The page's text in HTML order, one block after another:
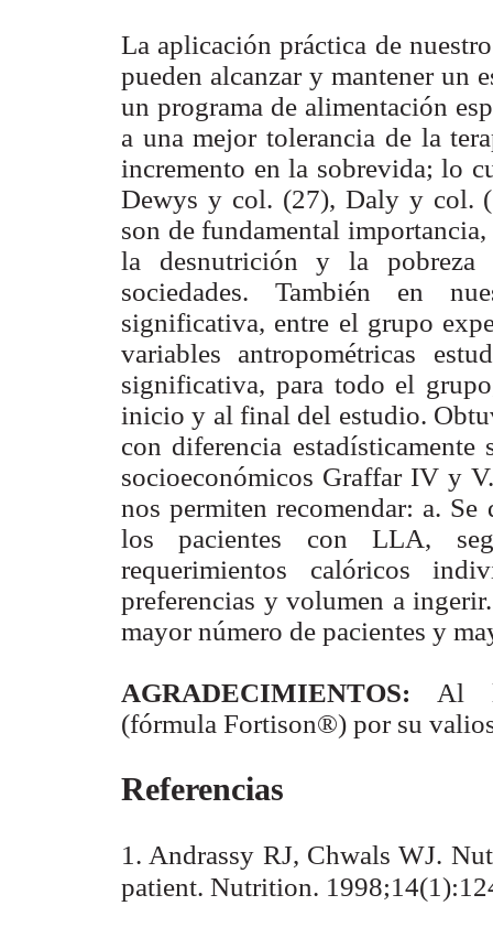
La aplicación práctica de
pueden alcanzar y mantener un
un programa de alimentación
a una mejor tolerancia de la
incremento en la sobrevida; lo
Dewys y col. (27), Daly y col.
son de fundamental
la desnutrición y la pobreza
sociedades. También en
significativa, entre el grupo
variables antropométricas
significativa, para todo el
inicio y al final del estudio.
con diferencia
socioeconómicos Graffar IV y
nos permiten recomendar: a.
los pacientes con LLA,
requerimientos calóricos
preferencias y volumen a
mayor número de pacientes y
AGRADECIMIENTOS: Al
(fórmula Fortison®) por su
Referencias
1. Andrassy RJ, Chwals WJ.
patient. Nutrition.